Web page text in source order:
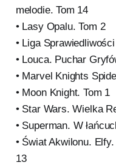
melodie. Tom 14
• Lasy Opalu. Tom 2
• Liga
• Louca. Puchar
• Marvel Knights
• Moon Knight. Tom 1
• Star Wars. Wielka
• Superman. W
• Świat Akwilonu.
13